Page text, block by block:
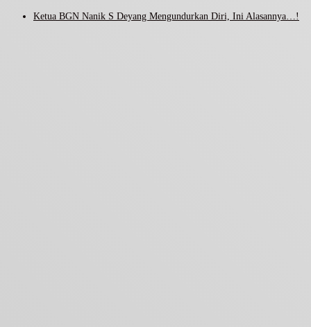
Ketua BGN Nanik S Deyang Mengundurkan Diri, Ini Alasannya…!